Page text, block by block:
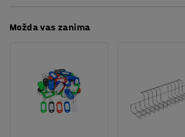
Broj polica: 4
Procjena vremena
Težina: 142 kg
Montaža: Dolazi sastavljeno
Možda vas zanima